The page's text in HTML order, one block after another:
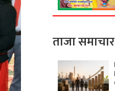
ताजा समाचार